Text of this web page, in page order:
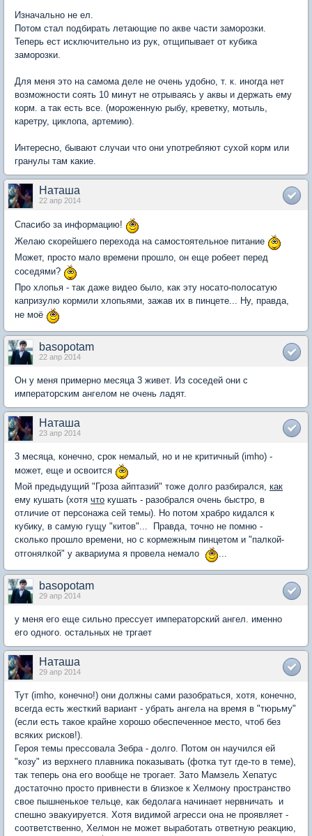
Изначально не ел.
Потом стал подбирать летающие по акве части заморозки.
Теперь ест исключительно из рук, отщипывает от кубика
заморозки.
Для меня это на самома деле не очень удобно, т. к. иногда нет
возможности соять 10 минут не отрываясь у аквы и держать ему
корм. а так есть все. (мороженную рыбу, креветку, мотыль,
каретру, циклопа, артемию).
Интересно, бывают случаи что они употребляют сухой корм или
гранулы там какие.
Наташа
22 апр 2014
Спасибо за информацию!
Желаю скорейшего перехода на самостоятельное питание
Может, просто мало времени прошло, он еще робеет перед
соседями?
Про хлопья - так даже видео было, как эту носато-полосатую
капризулю кормили хлопьями, зажав их в пинцете... Ну, правда,
не моё
basopotam
22 апр 2014
Он у меня примерно месяца 3 живет. Из соседей они с
императорским ангелом не очень ладят.
Наташа
23 апр 2014
3 месяца, конечно, срок немалый, но и не критичный (imho) -
может, еще и освоится
Мой предыдущий "Гроза айптазий" тоже долго разбирался, как
ему кушать (хотя что кушать - разобрался очень быстро, в
отличие от персонажа сей темы). Но потом храбро кидался к
кубику, в самую гущу "китов"... Правда, точно не помню -
сколько прошло времени, но с кормежным пинцетом и "палкой-
отгонялкой" у аквариума я провела немало
...
basopotam
29 апр 2014
у меня его еще сильно прессует императорский ангел. именно
его одного. остальных не тргает
Наташа
29 апр 2014
Тут (imho, конечно!) они должны сами разобраться, хотя, конечно,
всегда есть жесткий вариант - убрать ангела на время в "тюрьму"
(если есть такое крайне хорошо обеспеченное место, чтоб без
всяких рисков!).
Героя темы прессовала Зебра - долго. Потом он научился ей
"козу" из верхнего плавника показывать (фотка тут где-то в теме),
так теперь она его вообще не трогает. Зато Мамзель Хепатус
достаточно просто привнести в близкое к Хелмону пространство
свое пышненькое тельце, как бедолага начинает нервничать и
спешно эвакуируется. Хотя видимой агресси она не проявляет -
соответственно, Хелмон не может выработать ответную реакцию,